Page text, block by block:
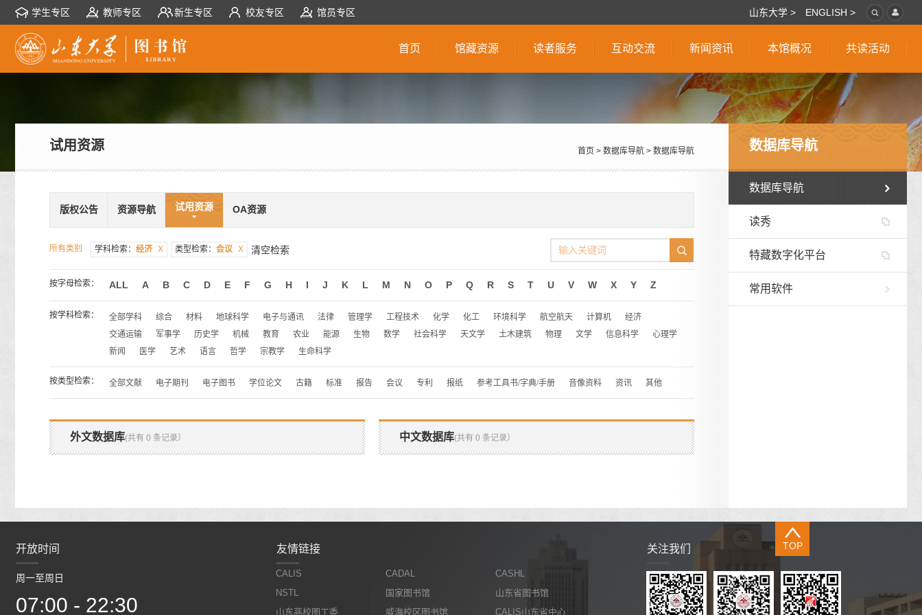
学生专区 教师专区 新生专区 校友专区 馆员专区 山东大学 > ENGLISH >
首页 馆藏资源 读者服务 互动交流 新闻资讯 本馆概况 共读活动
数据库导航
数据库导航
读秀
特藏数字化平台
常用软件
试用资源 首页 > 数据库导航 > 数据库导航
版权公告 资源导航 试用资源 OA资源
所有类别 学科检索： 经济 X 类型检索： 会议 X 清空检索
按字母检索： ALL A B C D E F G H I J K L M N O P Q R S T U V W X Y Z
按学科检索： 全部学科 综合 材料 地球科学 电子与通讯 法律 管理学 工程技术 化学 化工 环境科学 航空航天 计算机
经济
交通运输
军事学 历史学 机械 教育 农业 能源 生物 数学 社会科学 天文学 土木建筑 物理 文学 信息科学
心理学
新闻
医学 艺术 语言 哲学 宗教学 生命科学
按类型检索： 全部文献 电子期刊 电子图书 学位论文 古籍 标准 报告 会议 专利 报纸 参考工具书/字典/手册 音像资料 资讯 其他
外文数据库(共有 0 条记录） 中文数据库(共有 0 条记录）
TOP
开放时间
周一至周日
07:00 - 22:30 07:00 - 22:30
友情链接
CALIS CADAL
CASHL
NSTL
国家图书馆
山东省图书馆
山东高校图工委
威海校区图书馆 CALIS山东省中心
关注我们